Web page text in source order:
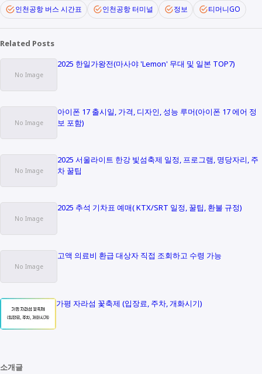
인천공항 버스 시간표
인천공항 터미널 정보 티머니GO
Related Posts
2025 한일가왕전(마사야 'Lemon' 무대 및 일본 TOP7)
아이폰 17 출시일, 가격, 디자인, 성능 루머(아이폰 17 에어 정
보 포함)
2025 서울라이트 한강 빛섬축제 일정, 프로그램, 명당자리, 주
차 꿀팁
2025 추석 기차표 예매( KTX/SRT 일정, 꿀팁, 환불 규정)
고액 의료비 환급 대상자 직접 조회하고 수령 가능
가평 자라섬 꽃축제 (입장료, 주차, 개화시기)
소개글